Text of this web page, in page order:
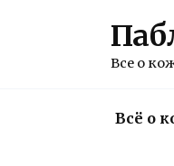
Все о
Всё о